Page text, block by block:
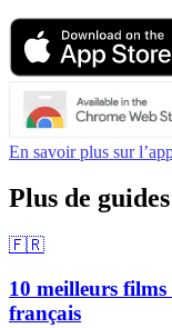
En savoir plus sur
Plus de
🇫🇷
10 meilleurs
français